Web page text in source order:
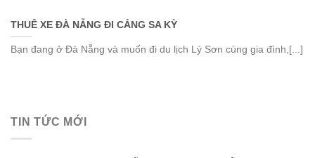
THUÊ XE ĐÀ NẴNG ĐI CẢNG SA KỲ
Bạn đang ở Đà Nẵng và muốn đi du lịch Lý Sơn cùng gia đình,[...]
TIN TỨC MỚI